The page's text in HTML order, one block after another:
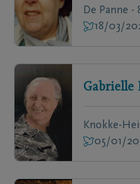
De Panne -
18/03/
Gabrielle
Knokke-
05/01/